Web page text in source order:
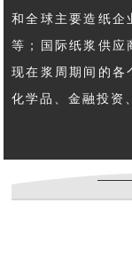
和全球主要造纸企
等；国际纸浆供应
现在浆周期间的各
化学品、金融投资